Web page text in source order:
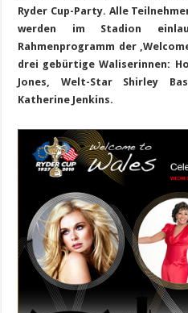
Ryder Cup-Party. Alle
werden im Stadion
Rahmenprogramm der
drei gebürtige Waliserinnen:
Jones, Welt-Star Shirley
Katherine Jenkins.